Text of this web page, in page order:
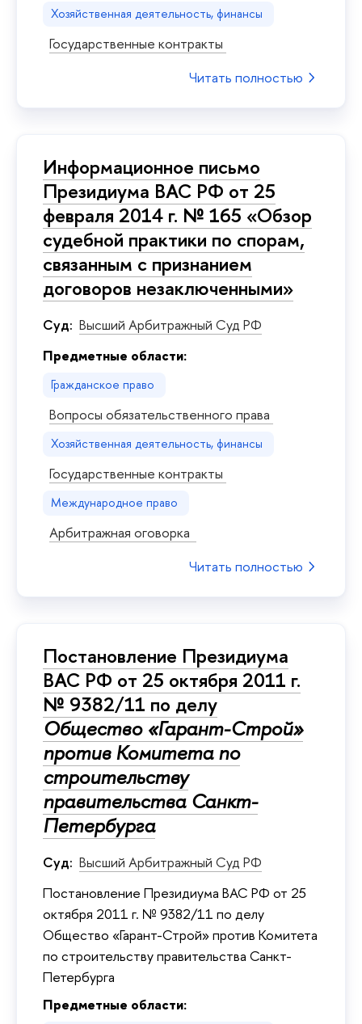
Хозяйственная деятельность, финансы
Государственные контракты
Читать полностью
Информационное письмо
Президиума ВАС РФ от 25
февраля 2014 г. № 165 «Обзор
судебной практики по спорам,
связанным с признанием
договоров незаключенными»
Суд: Высший Арбитражный Суд РФ
Предметные области:
Гражданское право
Вопросы обязательственного права
Хозяйственная деятельность, финансы
Государственные контракты
Международное право
Арбитражная оговорка
Читать полностью
Постановление Президиума
ВАС РФ от 25 октября 2011 г.
№ 9382/11 по делу
Общество «Гарант-Строй»
против Комитета по
строительству
правительства Санкт-
Петербурга
Суд: Высший Арбитражный Суд РФ
Постановление Президиума ВАС РФ от 25
октября 2011 г. № 9382/11 по делу
Общество «Гарант-Строй» против Комитета
по строительству правительства Санкт-
Петербурга
Предметные области: